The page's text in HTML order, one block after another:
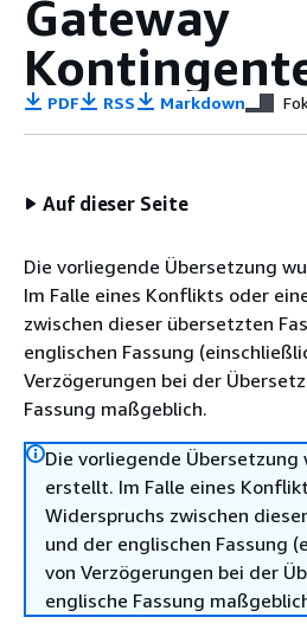
Gateway
PDF RSS Markdown
Auf dieser Seite
Die vorliegende Übersetzung
Im Falle eines Konflikts oder
zwischen dieser übersetzten
englischen Fassung
Verzögerungen bei der
Fassung maßgeblich.
Die vorliegende Übersetzung
erstellt. Im Falle eines
Widerspruchs zwischen
und der englischen Fassung
von Verzögerungen bei der
englische Fassung